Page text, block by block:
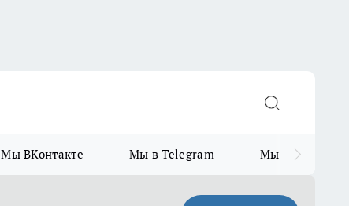
Мы ВКонтакте Мы в Telegram Мы в MAX